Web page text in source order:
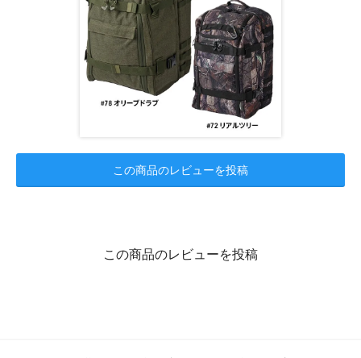
この商品のレビューを投稿
この商品のレビューを投稿